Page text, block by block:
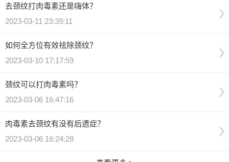
去颈纹打肉毒素还是嗨体？
2023-03-11 23:39:11
如何全方位有效祛除颈纹？
2023-03-10 17:17:59
颈纹可以打肉毒素吗？
2023-03-06 16:47:16
肉毒素去颈纹有没有后遗症？
2023-03-06 16:24:28